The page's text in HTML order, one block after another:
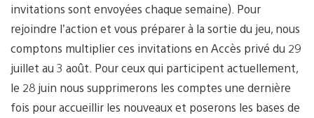
invitations sont envoyées chaque semaine). Pour
rejoindre l’action et vous préparer à la sortie du jeu, nous
comptons multiplier ces invitations en Accès privé du 29
juillet au 3 août. Pour ceux qui participent actuellement,
le 28 juin nous supprimerons les comptes une dernière
fois pour accueillir les nouveaux et poserons les bases de